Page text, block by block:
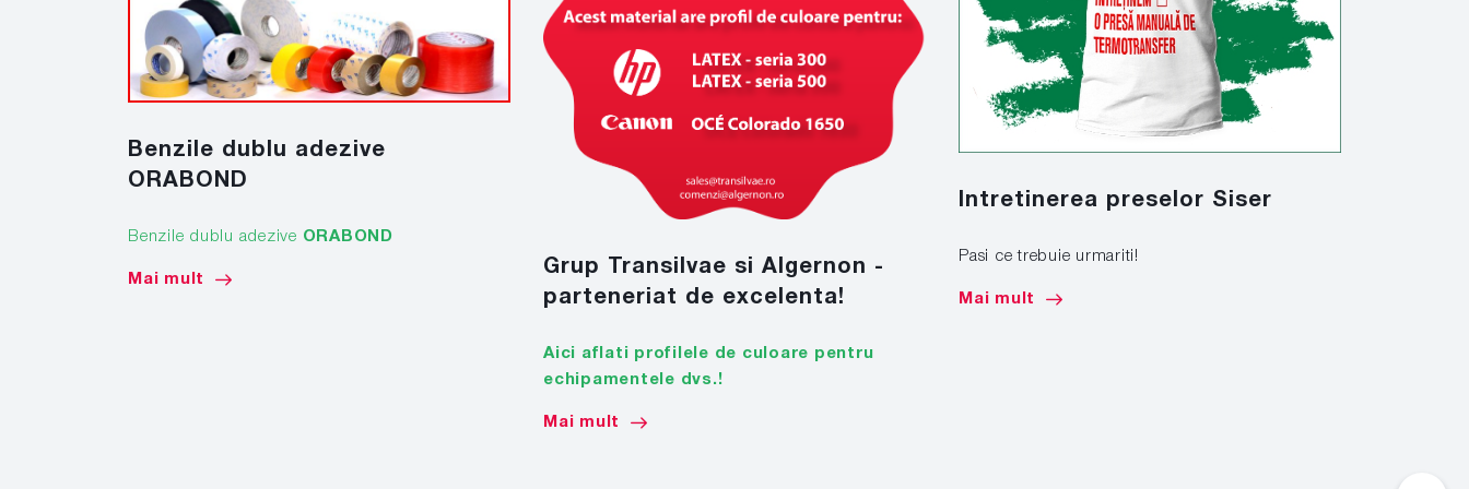
Benzile dublu adezive
ORABOND
Benzile dublu adezive ORABOND
Mai mult
Grup Transilvae si Algernon -
parteneriat de excelenta!
Aici aflati profilele de culoare pentru
echipamentele dvs.!
Mai mult
Intretinerea preselor Siser
Pasi ce trebuie urmariti!
Mai mult